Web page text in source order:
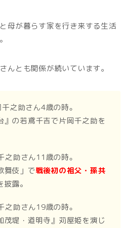
母が暮らす家を行き来する生活
んとも関係が続いています。
之助さん4歳の時。
』の若鳶千吉で片岡千之助を
助さん11歳の時。
舞伎」で戦後初の祖父・孫共
披露。
助さん19歳の時。
堤・道明寺』苅屋姫を演じ